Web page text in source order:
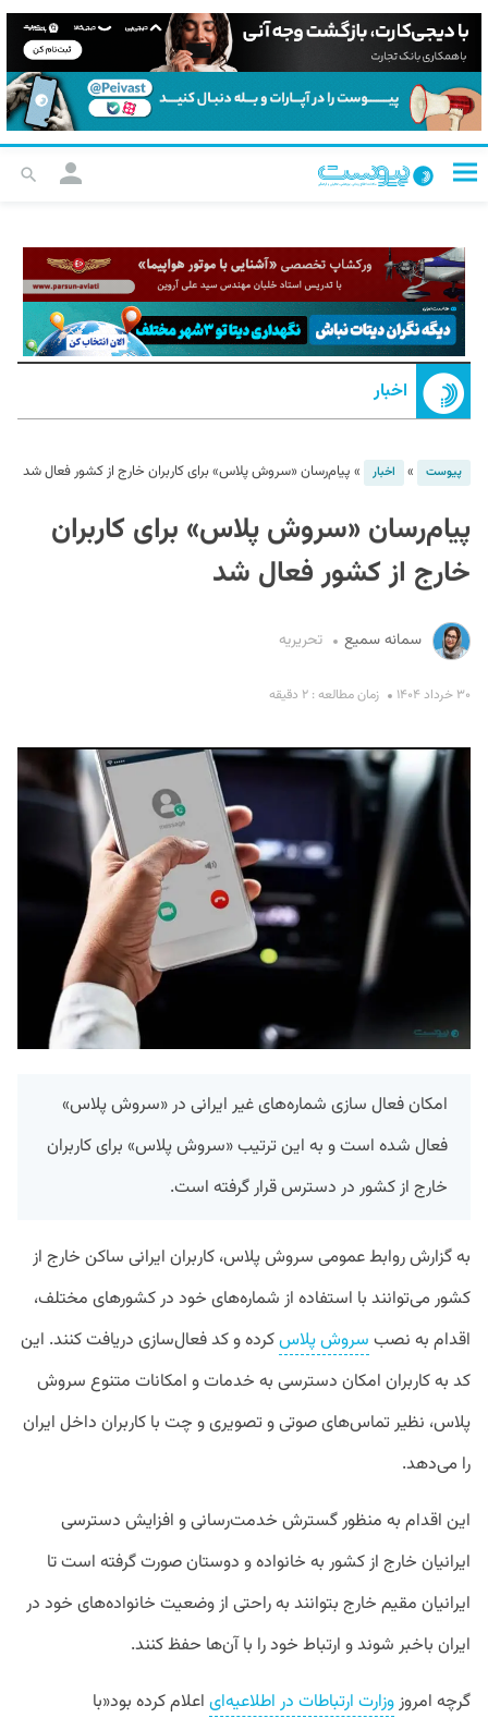
اخبار
پیوست » اخبار » پیام‌رسان «سروش پلاس» برای کاربران خارج از کشور فعال شد
پیام‌رسان «سروش پلاس» برای کاربران
خارج از کشور فعال شد
سمانه سمیع تحریریه
۳۰ خرداد ۱۴۰۴ زمان مطالعه : ۲ دقیقه
امکان فعال سازی شماره‌های غیر ایرانی در «سروش پلاس»
فعال شده است و به این ترتیب «سروش پلاس» برای کاربران
خارج از کشور در دسترس قرار گرفته است.
به گزارش روابط عمومی سروش پلاس، کاربران ایرانی ساکن خارج از
کشور می‌توانند با استفاده از شماره‌های خود در کشورهای مختلف،
اقدام به نصب سروش پلاسکرده و کد فعال‌سازی دریافت کنند. این
کد به کاربران امکان دسترسی به خدمات و امکانات متنوع سروش
پلاس، نظیر تماس‌های صوتی و تصویری و چت با کاربران داخل ایران
را می‌دهد.
این اقدام به منظور گسترش خدمت‌رسانی و افزایش دسترسی
ایرانیان خارج از کشور به خانواده و دوستان صورت گرفته است تا
ایرانیان مقیم خارج بتوانند به راحتی از وضعیت خانواده‌های خود در
ایران باخبر شوند و ارتباط خود را با آن‌ها حفظ کنند.
گرچه امروزوزارت ارتباطات در اطلاعیه‌ای اعلام کرده بود«با